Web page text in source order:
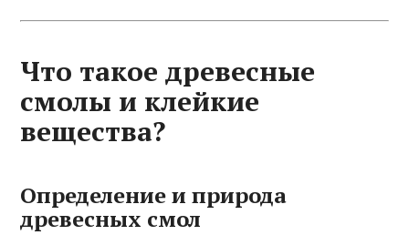
Что такое древесные
смолы и клейкие
вещества?
Определение и природа
древесных смол